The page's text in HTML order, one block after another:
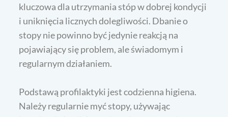
kluczowa dla utrzymania stóp w dobrej kondycji
i uniknięcia licznych dolegliwości. Dbanie o
stopy nie powinno być jedynie reakcją na
pojawiający się problem, ale świadomym i
regularnym działaniem.
Podstawą profilaktyki jest codzienna higiena.
Należy regularnie myć stopy, używając